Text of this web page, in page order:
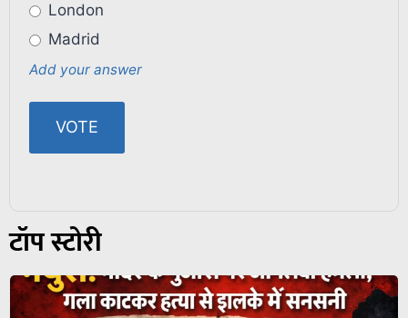
London
Madrid
Add your answer
टॉप स्टोरी